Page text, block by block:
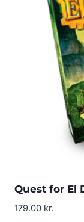
Quest for El
179.00 kr.